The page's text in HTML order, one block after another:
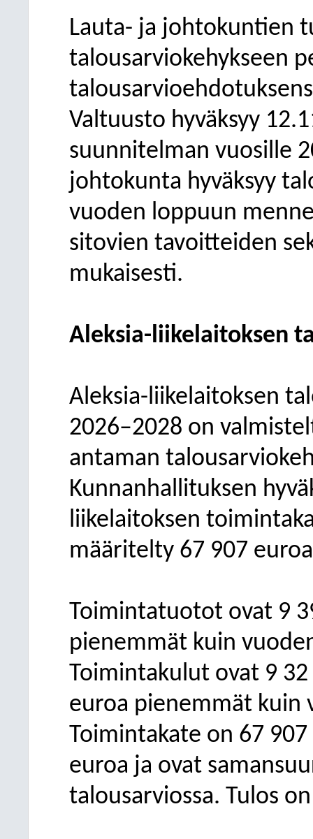
Lauta- ja johtokuntien
talousarviokehykseen
Valtuusto hyväksyy
suunnitelman vuosille
johtokunta hyväksyy
vuoden loppuun
sitovien tavoitteiden
mukaisesti.
Aleksia-liikelaitoksen
Aleksia-liikelaitoksen
2026–2028 on
antaman
Kunnanhallituksen
liikelaitoksen
määritelty 67 907
Toimintatuotot ovat 9
pienemmät kuin
Toimintakulut ovat 9
euroa pienemmät kuin
Toimintakate on 67
euroa ja ovat
talousarviossa. Tulos